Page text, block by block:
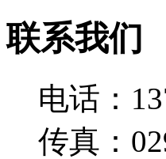
联系我们
电话：
传真：